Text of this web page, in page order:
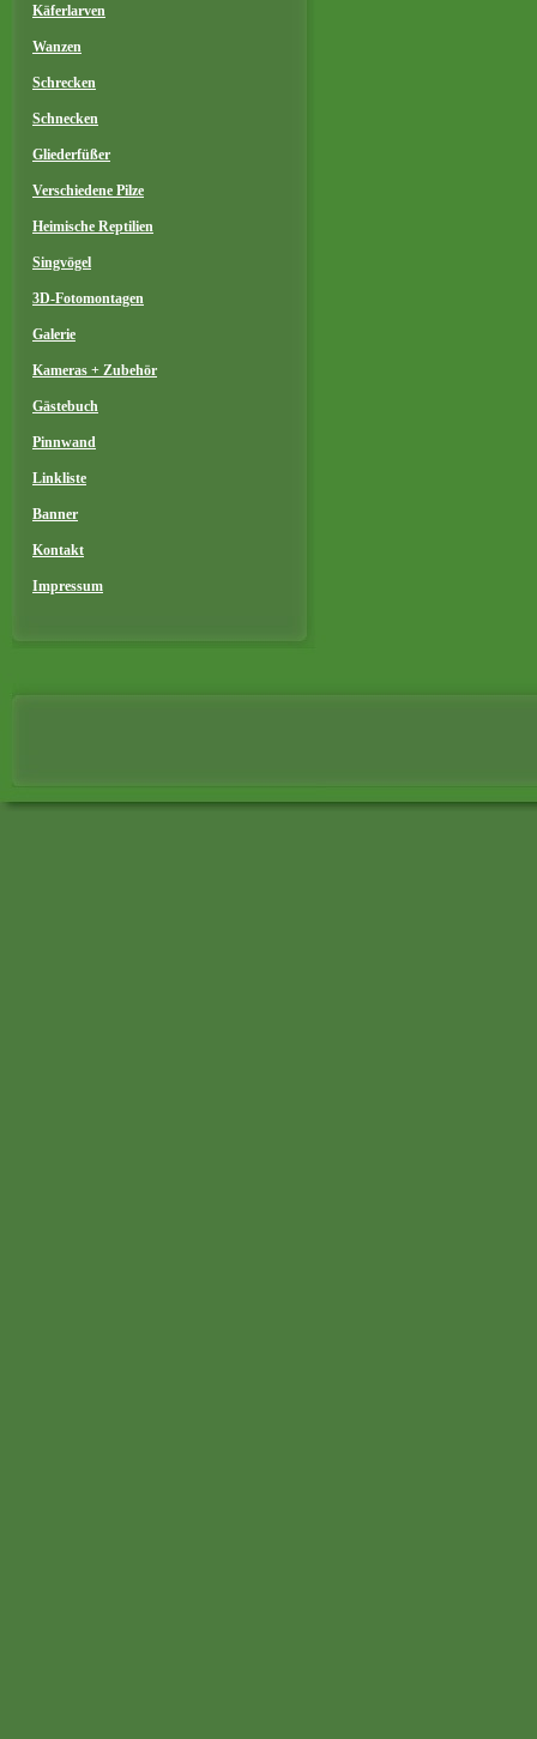
Käferlarven
Wanzen
Schrecken
Schnecken
Gliederfüßer
Verschiedene Pilze
Heimische Reptilien
Singvögel
3D-Fotomontagen
Galerie
Kameras + Zubehör
Gästebuch
Pinnwand
Linkliste
Banner
Kontakt
Impressum